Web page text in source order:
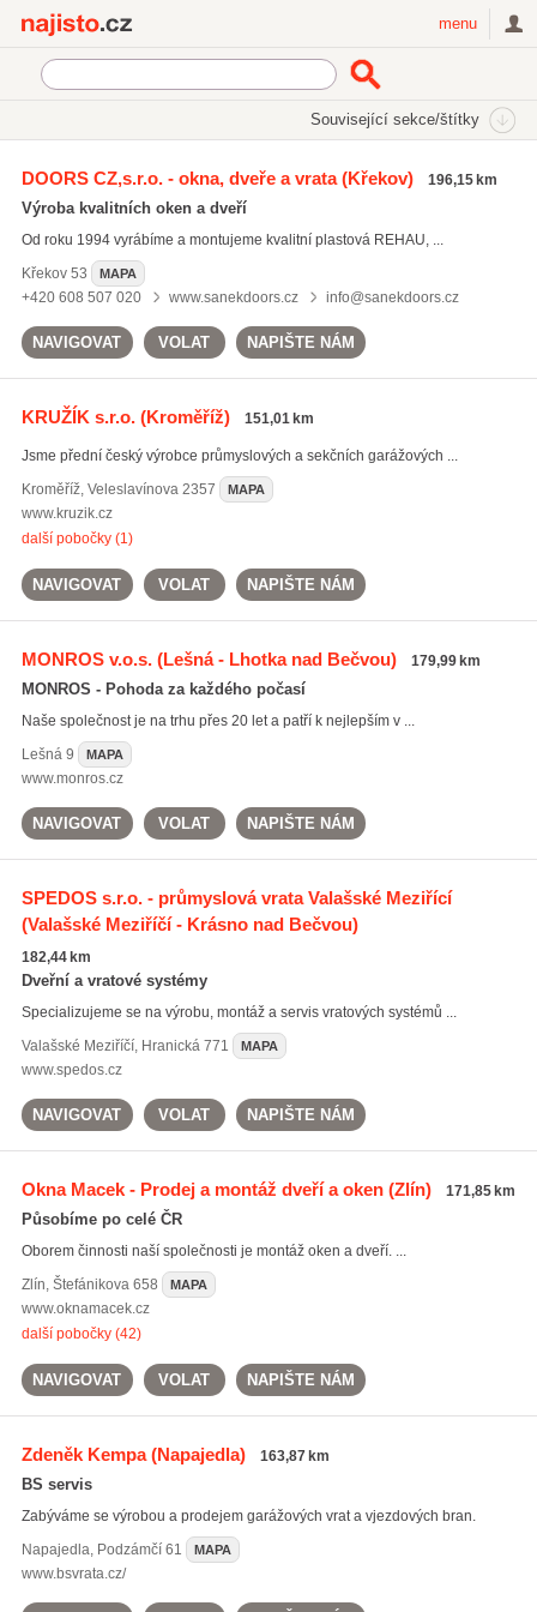
menu
Související sekce/štítky
sekční vrata(103)
hliníkové dveře (810)
Všechny související štítky
DOORS CZ,s.r.o. - okna, dveře a vrata(Křekov) 196,15 km
Výroba kvalitních oken a dveří
Od roku 1994 vyrábíme a montujeme kvalitní plastová REHAU, ...
Křekov53 MAPA
+420 608 507 020 www.sanekdoors.cz info@sanekdoors.cz
NAVIGOVAT VOLAT NAPIŠTE NÁM
KRUŽÍK s.r.o.(Kroměříž) 151,01 km
Jsme přední český výrobce průmyslových a sekčních garážových ...
Kroměříž, Veleslavínova 2357 MAPA
www.kruzik.cz
další pobočky (1)
NAVIGOVAT VOLAT NAPIŠTE NÁM
MONROS v.o.s.(Lešná - Lhotka nad Bečvou) 179,99 km
MONROS - Pohoda za každého počasí
Naše společnost je na trhu přes 20 let a patří k nejlepším v ...
Lešná9 MAPA
www.monros.cz
NAVIGOVAT VOLAT NAPIŠTE NÁM
SPEDOS s.r.o. - průmyslová vrata Valašské Meziřící
(Valašské Meziříčí - Krásno nad Bečvou)
182,44 km
Dveřní a vratové systémy
Specializujeme se na výrobu, montáž a servis vratových systémů ...
Valašské Meziříčí, Hranická 771 MAPA
www.spedos.cz
NAVIGOVAT VOLAT NAPIŠTE NÁM
Okna Macek - Prodej a montáž dveří a oken(Zlín) 171,85 km
Působíme po celé ČR
Oborem činnosti naší společnosti je montáž oken a dveří. ...
Zlín, Štefánikova 658 MAPA
www.oknamacek.cz
další pobočky (42)
NAVIGOVAT VOLAT NAPIŠTE NÁM
Zdeněk Kempa(Napajedla) 163,87 km
BS servis
Zabýváme se výrobou a prodejem garážových vrat a vjezdových bran.
Napajedla, Podzámčí 61 MAPA
www.bsvrata.cz/